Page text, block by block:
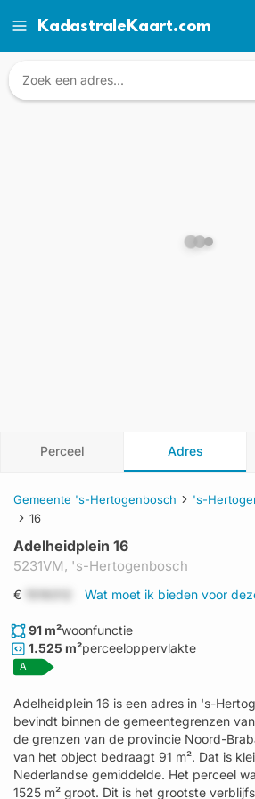
KadastraleKaart.com
Perceel Adres
Gemeente 's-Hertogenbosch 's-
16
Adelheidplein 16
5231VM, 's-Hertogenbosch
€ Wat moet ik bieden voor
91 m²woonfunctie
1.525 m²perceeloppervlakte
A
Adelheidplein 16 is een adres in 's-
bevindt binnen de gemeentegrenzen
de grenzen van de provincie Noord-
van het object bedraagt 91 m². Dat is
Nederlandse gemiddelde. Het perceel
1525 m² groot. Dit is het grootste